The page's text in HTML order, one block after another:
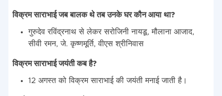
विक्रम साराभाई जब बालक थे तब उनके घर कौन आया था?
गुरुदेव रविंद्रनाथ से लेकर सरोजिनी नायडू, मौलाना आजाद,
सीवी रमन, जे. कृष्णमूर्ति, वीएस श्रीनिवास
विक्रम साराभाई जयंती कब है?
12 अगस्त को विक्रम साराभाई की जयंती मनाई जाती है।